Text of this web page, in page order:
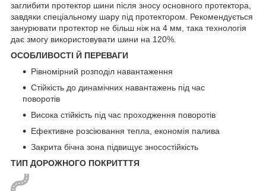
заглибити протектор шини після зносу основного протектора,
завдяки спеціальному шару під протектором. Рекомендується
занурювати протектор не більш ніж на 4 мм, така технологія
дає змогу використовувати шини на 120%.
ОСОБЛИВОСТІ Й ПЕРЕВАГИ
Рівномірний розподіл навантаження
Стійкість до динамічних навантажень під час
поворотів
Висока стійкість під час проходження поворотів
Ефективне розсіювання тепла, економія палива
Закрита бічна зона підвищує зносостійкість
ТИП ДОРОЖНОГО ПОКРИТТТЯ